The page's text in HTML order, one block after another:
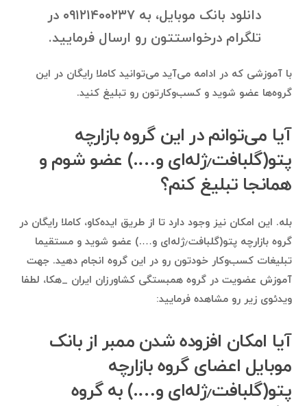
دانلود بانک موبایل، به ۰۹۱۲۱۴۰۰۲۳۷ در
تلگرام درخواستتون رو ارسال فرمایید.
با آموزشی که در ادامه می‌آید می‌توانید کاملا رایگان در این
گروه‌ها عضو شوید و کسب‌وکارتون رو تبلیغ کنید.
آیا می‌توانم در این گروه بازارچه
پتو(گلبافت٫ژله‌ای و….) عضو شوم و
همانجا تبلیغ کنم؟
بله. این امکان نیز وجود دارد تا از طریق ایده‌کاو، کاملا رایگان در
گروه بازارچه پتو(گلبافت٫ژله‌ای و….) عضو شوید و مستقیما
تبلیغات کسب‌وکار خودتون رو در این گروه انجام دهید. جهت
آموزش عضویت در گروه همبستگی کشاورزان ایران _هکا، لطفا
ویدئوی زیر رو مشاهده فرمایید:
آیا امکان افزوده شدن ممبر از بانک
موبایل اعضای گروه بازارچه
پتو(گلبافت٫ژله‌ای و….) به گروه